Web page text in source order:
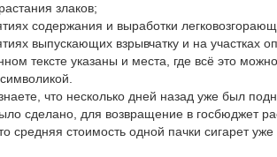
злаков;
содержания и выработки
выпускающих взрывчатку и на участках
тексте указаны и места, где всё это
что несколько дней назад уже был
сделано, для возвращение в госбюджет
средняя стоимость одной пачки сигарет